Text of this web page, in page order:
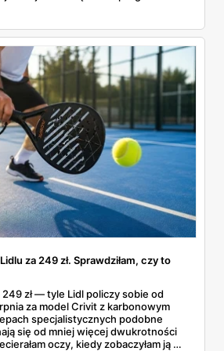
za 249 zł. Sprawdziłam, czy to
249 zł — tyle Lidl policzy sobie od
za model Crivit z karbonowym
specjalistycznych podobne
się od mniej więcej dwukrotności
oczy, kiedy zobaczyłam ją w